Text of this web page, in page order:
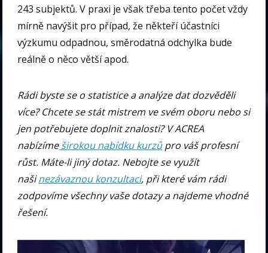
243 subjektů. V praxi je však třeba tento počet vždy
mírně navýšit pro případ, že někteří účastníci
výzkumu odpadnou, směrodatná odchylka bude
reálně o něco větší apod.
Rádi byste se o statistice a analýze dat dozvěděli
více? Chcete se stát mistrem ve svém oboru nebo si
jen potřebujete doplnit znalosti? V ACREA
nabízímeširokou nabídku kurzůpro váš profesní
růst. Máte-li jiný dotaz. Nebojte se využít
našinezávaznou konzultaci, při které vám rádi
zodpovíme všechny vaše dotazy a najdeme vhodné
řešení.